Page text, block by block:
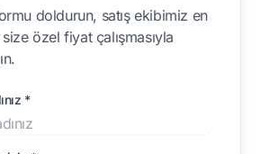
doldurun, satış ekibimiz en
özel fiyat çalışmasıyla
*